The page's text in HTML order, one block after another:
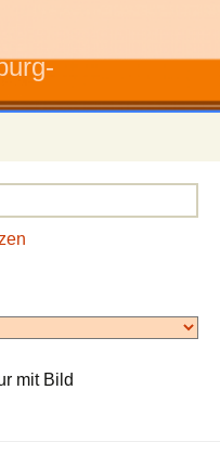
mit Bild